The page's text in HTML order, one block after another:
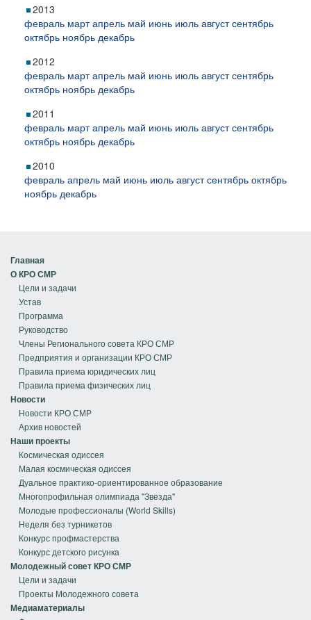
2013
февраль март апрель май июнь июль август сентябрь
октябрь ноябрь декабрь
2012
февраль март апрель май июнь июль август сентябрь
октябрь ноябрь декабрь
2011
февраль март апрель май июнь июль август сентябрь
октябрь ноябрь декабрь
2010
февраль апрель май июнь июль август сентябрь октябрь
ноябрь декабрь
Главная
О КРО СМР
Цели и задачи
Устав
Программа
Руководство
Члены Регионального совета КРО СМР
Предприятия и организации КРО СМР
Правила приема юридических лиц
Правила приема физических лиц
Новости
Новости КРО СМР
Архив новостей
Наши проекты
Космическая одиссея
Малая космическая одиссея
Дуальное практико-ориентированное образование
Многопрофильная олимпиада "Звезда"
Молодые профессионалы (World Skills)
Неделя без турникетов
Конкурс профмастерства
Конкурс детского рисунка
Молодежный совет КРО СМР
Цели и задачи
Проекты Молодежного совета
Медиаматериалы